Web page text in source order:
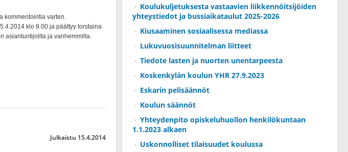
Julkaistu 15.4.2014
Koulukuljetuksesta vastaavien liikkennöitsijöiden
yhteystiedot ja bussiaikataulut 2025-2026
Kiusaaminen sosiaalisessa mediassa
Lukuvuosisuunnitelman liitteet
Tiedote lasten ja nuorten unentarpeesta
Koskenkylän koulun YHR 27.9.2023
Eskarin pelisäännöt
Koulun säännöt
Yhteydenpito opiskeluhuollon henkilökuntaan
1.1.2023 alkaen
Uskonnolliset tilaisuudet koulussa